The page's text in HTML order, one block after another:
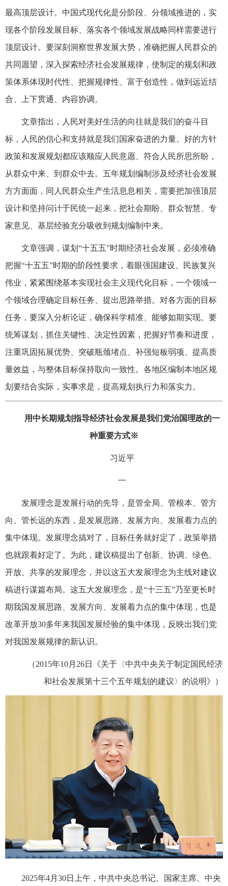
最高顶层设计。中国式现代化是分阶段、分领域推进的，实
现各个阶段发展目标、落实各个领域发展战略同样需要进行
顶层设计。要深刻洞察世界发展大势，准确把握人民群众的
共同愿望，深入探索经济社会发展规律，使制定的规划和政
策体系体现时代性、把握规律性、富于创造性，做到远近结
合、上下贯通、内容协调。
文章指出，人民对美好生活的向往就是我们的奋斗目
标，人民的信心和支持就是我们国家奋进的力量。好的方针
政策和发展规划都应该顺应人民意愿、符合人民所思所盼，
从群众中来、到群众中去。五年规划编制涉及经济社会发展
方方面面，同人民群众生产生活息息相关，需要把加强顶层
设计和坚持问计于民统一起来，把社会期盼、群众智慧、专
家意见、基层经验充分吸收到规划编制中来。
文章强调，谋划“十五五”时期经济社会发展，必须准确
把握“十五五”时期的阶段性要求，着眼强国建设、民族复兴
伟业，紧紧围绕基本实现社会主义现代化目标，一个领域一
个领域合理确定目标任务、提出思路举措。对各方面的目标
任务，要深入分析论证，确保科学精准、能够如期实现。要
统筹谋划，抓住关键性、决定性因素，把握好节奏和进度，
注重巩固拓展优势、突破瓶颈堵点、补强短板弱项、提高质
量效益，与整体目标保持取向一致性。各地区编制本地区规
划要结合实际，实事求是，提高规划执行力和落实力。
用中长期规划指导经济社会发展是我们党治国理政的一
种重要方式※
习近平
一
发展理念是发展行动的先导，是管全局、管根本、管方
向、管长远的东西，是发展思路、发展方向、发展着力点的
集中体现。发展理念搞对了，目标任务就好定了，政策举措
也就跟着好定了。为此，建议稿提出了创新、协调、绿色、
开放、共享的发展理念，并以这五大发展理念为主线对建议
稿进行谋篇布局。这五大发展理念，是“十三五”乃至更长时
期我国发展思路、发展方向、发展着力点的集中体现，也是
改革开放30多年来我国发展经验的集中体现，反映出我们党
对我国发展规律的新认识。
（2015年10月26日《关于〈中共中央关于制定国民经济
和社会发展第十三个五年规划的建议〉的说明》）
2025年4月30日上午，中共中央总书记、国家主席、中央